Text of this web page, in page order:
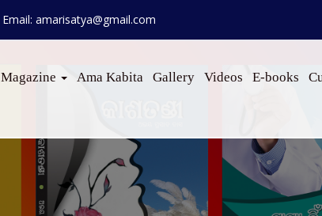
Email: amarisatya@gmail.com
Magazine Ama Kabita Gallery Videos E-books